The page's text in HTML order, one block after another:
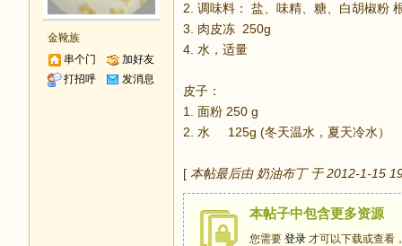
金靴族
串个门
加好友
打招呼
发消息
2. 调味料： 盐、味精、糖、白胡椒粉
3. 肉皮冻 250g
4. 水，适量
皮子：
1. 面粉 250 g
2. 水 125g (冬天温水，夏天冷水）
[ 本帖最后由 奶油布丁 于 2012-1-15
本帖子中包含更多资源
您需要 登录 才可以下载或查看